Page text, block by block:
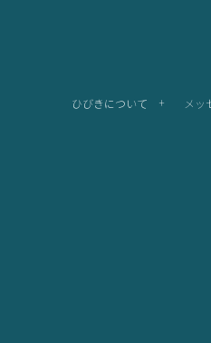
ひびきについて メッ